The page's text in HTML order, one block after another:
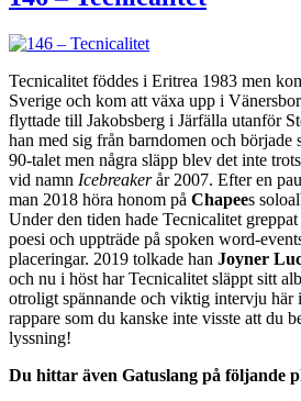
Tecnicalitet föddes i Eritrea 1983 men
Sverige och kom att växa upp i
flyttade till Jakobsberg i Järfälla utanför
han med sig från barndomen och började
90-talet men några släpp blev det inte
vid namn Icebreakerår 2007. Efter en
man 2018 höra honom på Chapees
Under den tiden hade Tecnicalitet
poesi och uppträde på spoken word-
placeringar. 2019 tolkade han Joyner
och nu i höst har Tecnicalitet släppt sitt
otroligt spännande och viktig intervju här
rappare som du kanske inte visste att du
lyssning!
Du hittar även Gatuslang på följande